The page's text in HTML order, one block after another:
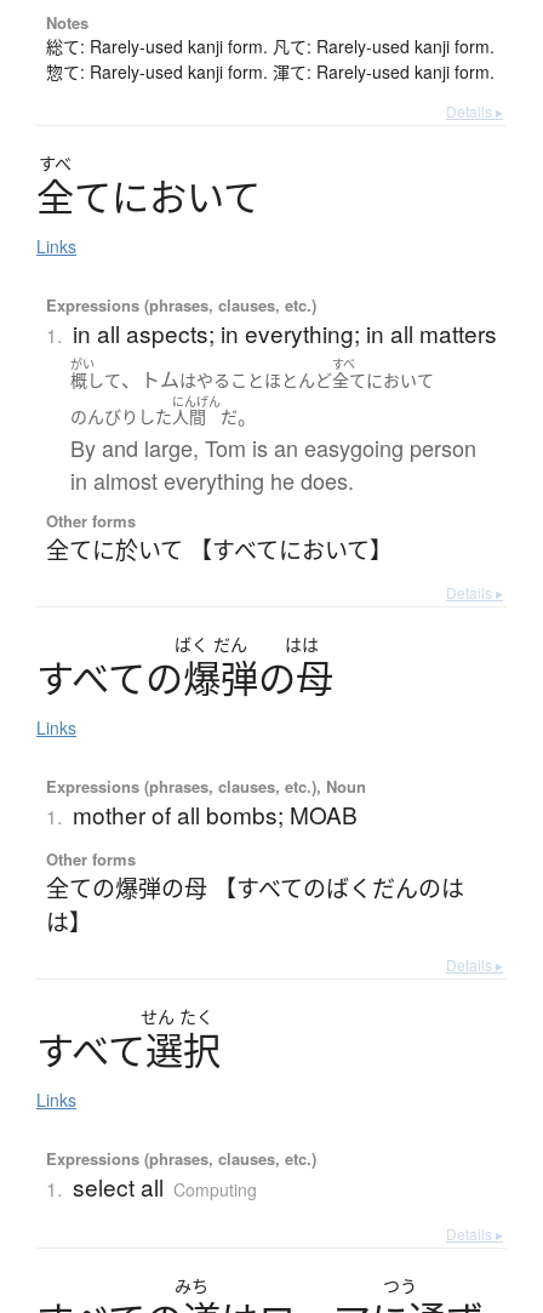
Notes
総て: Rarely-used kanji form. 凡て: Rarely-used kanji form.
惣て: Rarely-used kanji form. 渾て: Rarely-used kanji form.
Details ▸
すべ
全てにおいて
Links
Expressions (phrases, clauses, etc.)
1. in all aspects; in everything; in all matters
がい
概して、トムはやる ことほとんど
すべ
全てにおいて
のんびり した
にんげん
人間 だ。
By and large, Tom is an easygoing person
in almost everything he does.
Other forms
全てに於いて 【すべてにおいて】
Details ▸
ばく だん はは
すべての爆弾の母
Links
Expressions (phrases, clauses, etc.), Noun
1. mother of all bombs; MOAB
Other forms
全ての爆弾の母 【すべてのばくだんのは
は】
Details ▸
せん たく
すべて選択
Links
Expressions (phrases, clauses, etc.)
1. select all Computing
Details ▸
みち つう